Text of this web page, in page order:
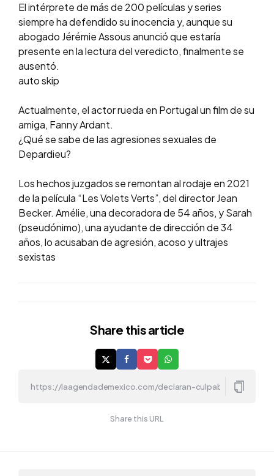
El intérprete de más de 200 películas y series
siempre ha defendido su inocencia y, aunque su
abogado Jérémie Assous anunció que estaría
presente en la lectura del veredicto, finalmente se
ausentó.
auto skip
Actualmente, el actor rueda en Portugal un film de su
amiga, Fanny Ardant.
¿Qué se sabe de las agresiones sexuales de
Depardieu?
Los hechos juzgados se remontan al rodaje en 2021
de la película “Les Volets Verts”, del director Jean
Becker. Amélie, una decoradora de 54 años, y Sarah
(pseudónimo), una ayudante de dirección de 34
años, lo acusaban de agresión, acoso y ultrajes
sexistas
Share this article
Share this URL